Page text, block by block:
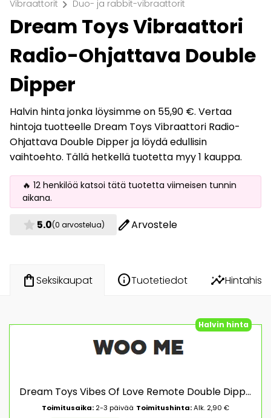
Vibraattorit chevron_right Duo- ja rabbit-vibraattorit
Dream Toys Vibraattori
Radio-Ohjattava Double
Dipper
Halvin hinta jonka löysimme on 55,90 €. Vertaa
hintoja tuotteelle Dream Toys Vibraattori Radio-
Ohjattava Double Dipper ja löydä edullisin
vaihtoehto. Tällä hetkellä tuotetta myy 1 kauppa.
🔥 12 henkilöä katsoi tätä tuotetta viimeisen tunnin
aikana.
star 5.0(0 arvostelua) editArvostele
shopping_bagSeksikaupat infoTuotetiedot insights
Halvin hinta
Dream Toys Vibes Of Love Remote Double Dipper Strap-on
Toimitusaika: 2-3 päivää Toimitushinta:Alk. 2,90 €